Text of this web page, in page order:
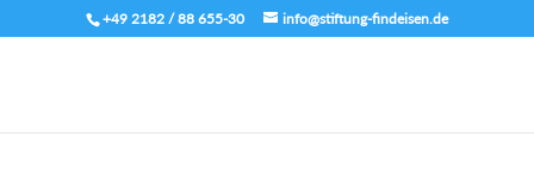
+49 2182 / 88 655-30 info@stiftung-findeisen.de